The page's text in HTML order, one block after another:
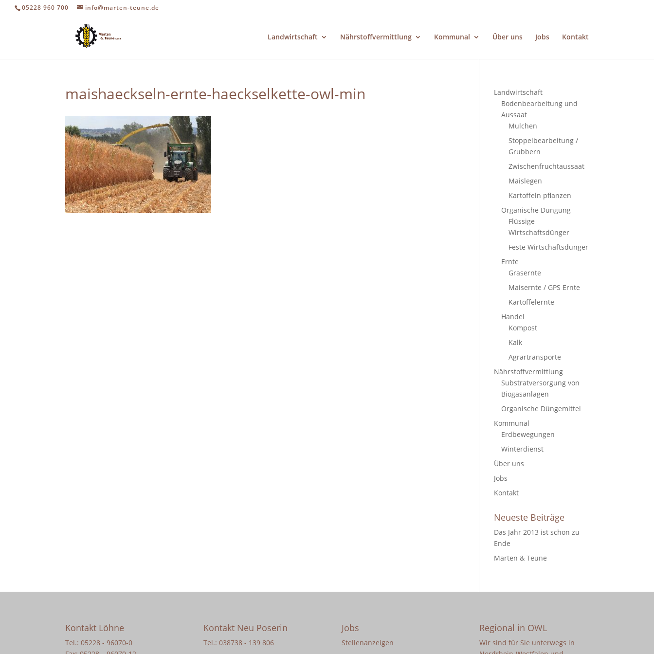
05228 960 700 info@marten-teune.de
Landwirtschaft Nährstoffvermittlung Kommunal Über uns Jobs Kontakt
maishaeckseln-ernte-haeckselkette-owl-min
Landwirtschaft
Bodenbearbeitung und
Aussaat
Mulchen
Stoppelbearbeitung /
Grubbern
Zwischenfruchtaussaat
Maislegen
Kartoffeln pflanzen
Organische Düngung
Flüssige
Wirtschaftsdünger
Feste Wirtschaftsdünger
Ernte
Grasernte
Maisernte / GPS Ernte
Kartoffelernte
Handel
Kompost
Kalk
Agrartransporte
Nährstoffvermittlung
Substratversorgung von
Biogasanlagen
Organische Düngemittel
Kommunal
Erdbewegungen
Winterdienst
Über uns
Jobs
Kontakt
Neueste Beiträge
Das Jahr 2013 ist schon zu
Ende
Marten & Teune
Kontakt Löhne
Tel.: 05228 - 96070-0
Kontakt Neu Poserin
Tel.: 038738 - 139 806
Jobs
Stellenanzeigen
Regional in OWL
Wir sind für Sie unterwegs in